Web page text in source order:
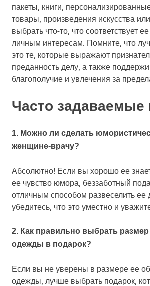
пакеты, книги,
товары, произведения искусства
выбрать что-то, что соответствует
личным интересам. Помните, что
это те, которые выражают
преданность делу, а также
благополучие и увлечения за
Часто задаваемые
1. Можно ли сделать
женщине-врачу?
Абсолютно! Если вы хорошо ее
ее чувство юмора, беззаботный
отличным способом развеселить ее
убедитесь, что это уместно и
2. Как правильно выбрать
одежды в подарок?
Если вы не уверены в размере ее
одежды, лучше выбрать подарок,